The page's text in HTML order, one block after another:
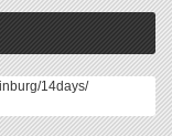
14days/